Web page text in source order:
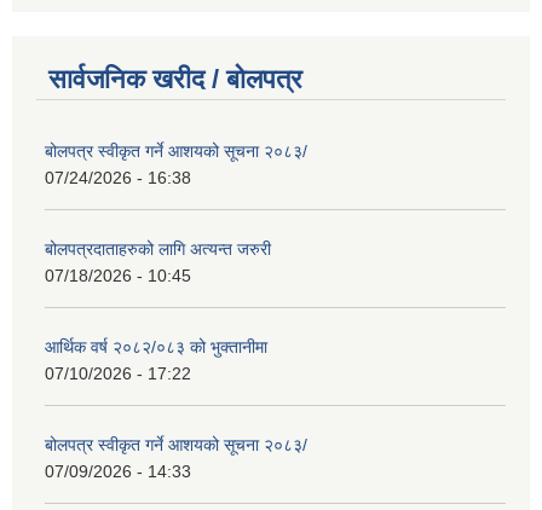
सार्वजनिक खरीद / बोलपत्र
बोलपत्र स्वीकृत गर्ने आशयको सूचना २०८३/
07/24/2026 - 16:38
बोलपत्रदाताहरुको लागि अत्यन्त जरुरी
07/18/2026 - 10:45
आर्थिक वर्ष २०८२/०८३ को भुक्तानीमा
07/10/2026 - 17:22
बोलपत्र स्वीकृत गर्ने आशयको सूचना २०८३/
07/09/2026 - 14:33